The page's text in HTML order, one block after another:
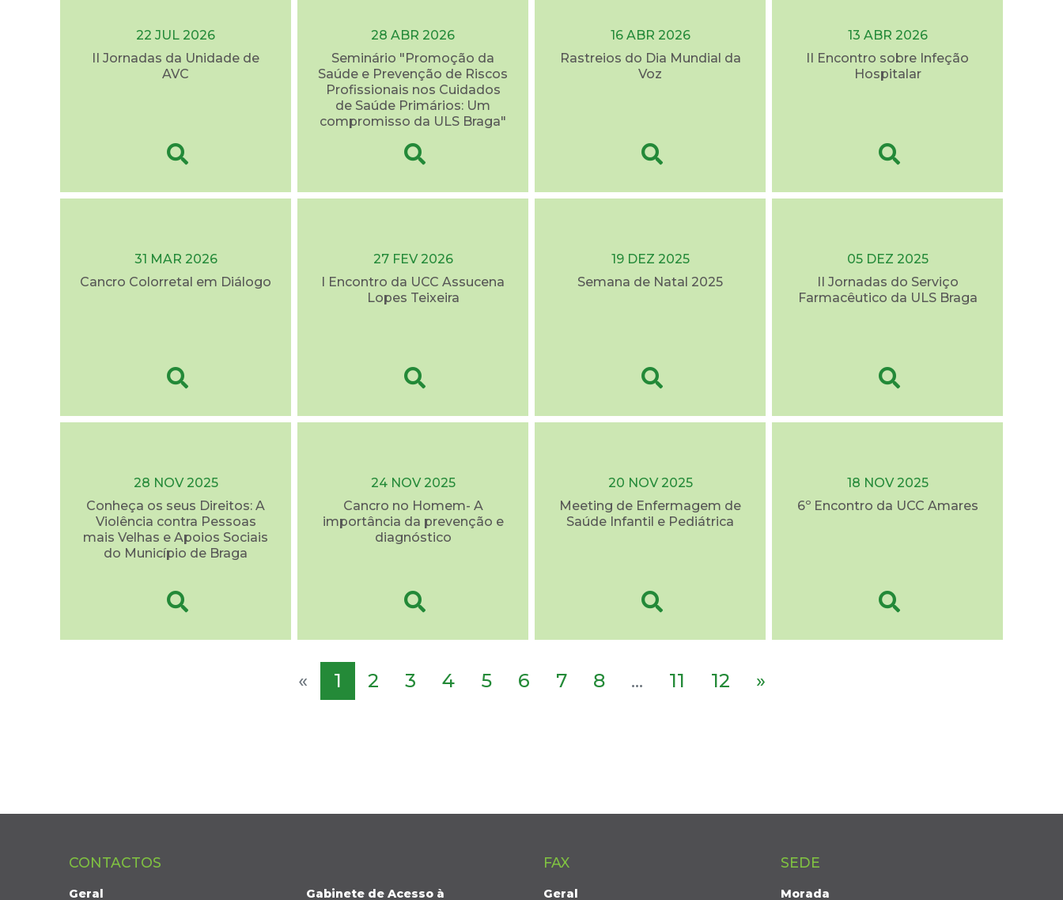
22 JUL 2026
II Jornadas da Unidade de
AVC
28 ABR 2026
Seminário "Promoção da
Saúde e Prevenção de Riscos
Profissionais nos Cuidados
de Saúde Primários: Um
compromisso da ULS Braga"
16 ABR 2026
Rastreios do Dia Mundial da
Voz
13 ABR 2026
II Encontro sobre Infeção
Hospitalar
31 MAR 2026
Cancro Colorretal em Diálogo
27 FEV 2026
I Encontro da UCC Assucena
Lopes Teixeira
19 DEZ 2025
Semana de Natal 2025
05 DEZ 2025
II Jornadas do Serviço
Farmacêutico da ULS Braga
28 NOV 2025
Conheça os seus Direitos: A
Violência contra Pessoas
mais Velhas e Apoios Sociais
do Município de Braga
24 NOV 2025
Cancro no Homem- A
importância da prevenção e
diagnóstico
20 NOV 2025
Meeting de Enfermagem de
Saúde Infantil e Pediátrica
18 NOV 2025
6º Encontro da UCC Amares
« 1 2 3 4 5 6 7 8 ... 11 12 »
CONTACTOS
Geral Gabinete de Acesso à
FAX
Geral
SEDE
Morada